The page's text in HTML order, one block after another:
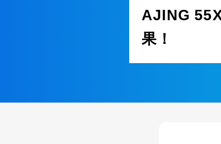
AJING
果！